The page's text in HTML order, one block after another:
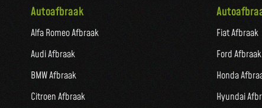
Autoafbraak
Alfa Romeo Afbraak
Audi Afbraak
BMW Afbraak
Citroen Afbraak
Fiat Afbraak
Ford Afbraak
Honda
Hyundai